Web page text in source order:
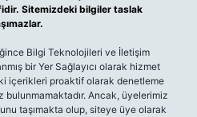
Sitemizdeki bilgiler taslak
Bilgi Teknolojileri ve İletişim
bir Yer Sağlayıcı olarak hizmet
içerikleri proaktif olarak denetleme
bulunmamaktadır. Ancak, üyelerimiz
taşımakta olup, siteye üye olarak